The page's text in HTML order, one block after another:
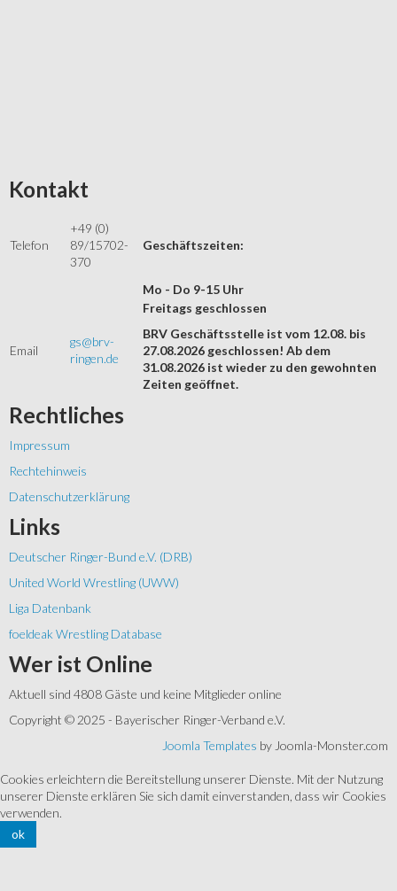
Kontakt
Telefon
+49 (0)
89/15702-
370
Geschäftszeiten:
Mo - Do 9-15 Uhr
Email
gs@brv-
ringen.de
Freitags geschlossen
BRV Geschäftsstelle ist vom 12.08. bis
27.08.2026 geschlossen! Ab dem
31.08.2026 ist wieder zu den gewohnten
Zeiten geöffnet.
Rechtliches
Impressum
Rechtehinweis
Datenschutzerklärung
Links
Deutscher Ringer-Bund e.V. (DRB)
United World Wrestling (UWW)
Liga Datenbank
foeldeak Wrestling Database
Wer ist Online
Aktuell sind 4808 Gäste und keine Mitglieder online
Copyright © 2025 - Bayerischer Ringer-Verband e.V.
Joomla Templates by Joomla-Monster.com
Cookies erleichtern die Bereitstellung unserer Dienste. Mit der Nutzung
unserer Dienste erklären Sie sich damit einverstanden, dass wir Cookies
verwenden.
ok